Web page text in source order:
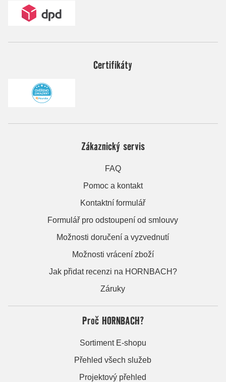
Certifikáty
Zákaznický servis
FAQ
Pomoc a kontakt
Kontaktní formulář
Formulář pro odstoupení od smlouvy
Možnosti doručení a vyzvednutí
Možnosti vrácení zboží
Jak přidat recenzi na HORNBACH?
Záruky
Proč HORNBACH?
Sortiment E-shopu
Přehled všech služeb
Projektový přehled